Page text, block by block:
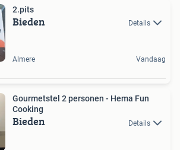
2.pits
Bieden Details
Almere Vandaag
Gourmetstel 2 personen - Hema Fun
Cooking
Bieden Details